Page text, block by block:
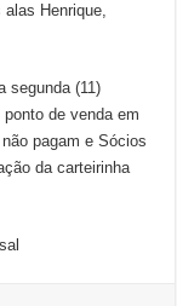
Henrique,
segunda (11)
de venda em
pagam e Sócios
da carteirinha